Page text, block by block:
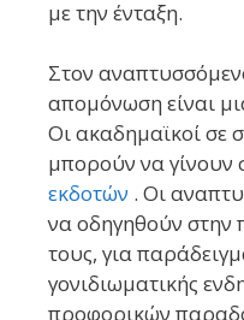
με την ένταξη.
Στον
απομόνωση είναι
Οι ακαδημαϊκοί σε
μπορούν να γίνουν
εκδοτών . Οι
να οδηγηθούν
τους, για
γονιδιωματικής
προφορικών